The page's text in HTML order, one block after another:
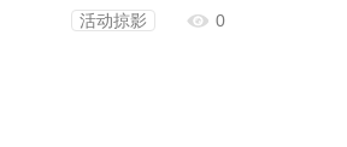
力。
活动掠影 0